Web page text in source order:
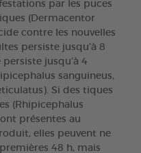
par les puces
(Dermacentor
contre les nouvelles
persiste jusqu’à 8
jusqu’à 4
sanguineus,
Si des tiques
(Rhipicephalus
présentes au
elles peuvent ne
48 h, mais